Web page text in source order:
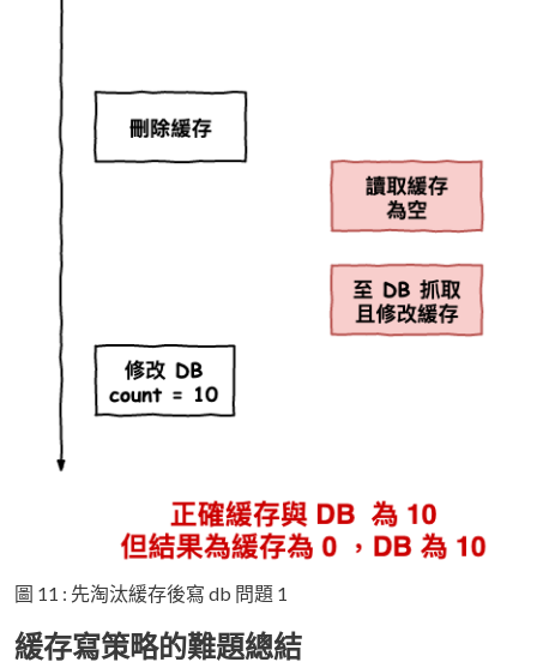
圖 11 : 先淘汰緩存後寫 db 問題 1
緩存寫策略的難題總結